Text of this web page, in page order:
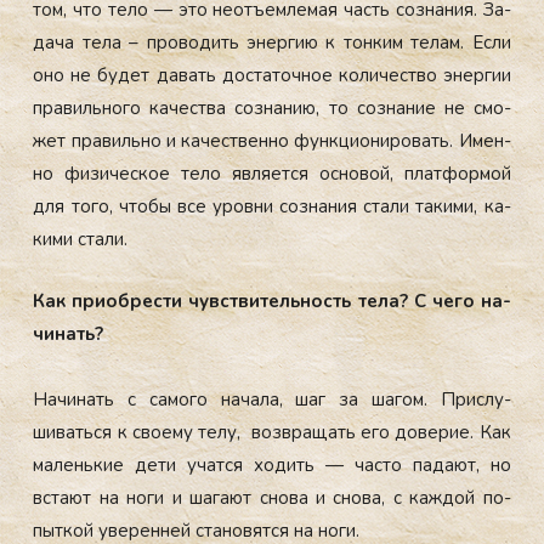
том, что те­ло — это не­отъ­ем­ле­мая часть соз­на­ния. За­
дача те­ла – про­водить энер­гию к тон­ким те­лам. Ес­ли
оно не бу­дет да­вать дос­та­точ­ное ко­личес­тво энер­гии
пра­виль­но­го ка­чес­тва соз­на­нию, то соз­на­ние не смо­
жет пра­виль­но и ка­чес­твен­но фун­кци­они­ровать. Имен­
но фи­зичес­кое те­ло яв­ля­ет­ся ос­но­вой, плат­формой
для то­го, что­бы все уров­ни соз­на­ния ста­ли та­кими, ка­
кими ста­ли.
Как при­об­рести чувс­тви­тель­ность те­ла? С че­го на­
чинать?
На­чинать с са­мого на­чала, шаг за ша­гом. Прис­лу­
шивать­ся к сво­ему те­лу, воз­вра­щать его до­верие. Как
ма­лень­кие де­ти учат­ся хо­дить — час­то па­да­ют, но
вста­ют на но­ги и ша­га­ют сно­ва и сно­ва, с каж­дой по­
пыт­кой уве­рен­ней ста­новят­ся на но­ги.